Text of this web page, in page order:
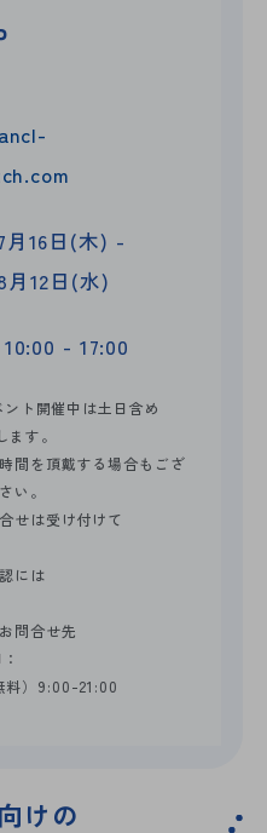
月16日(木) -
月12日(水)
- 17:00
ト開催中は土日含め
す。
間を頂戴する場合もござ
い。
せは受け付けて
には
問合せ先
料）9:00-21:00
けの